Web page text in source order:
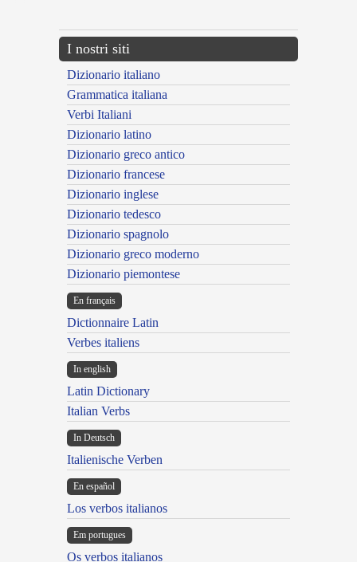
I nostri siti
Dizionario italiano
Grammatica italiana
Verbi Italiani
Dizionario latino
Dizionario greco antico
Dizionario francese
Dizionario inglese
Dizionario tedesco
Dizionario spagnolo
Dizionario greco moderno
Dizionario piemontese
En français
Dictionnaire Latin
Verbes italiens
In english
Latin Dictionary
Italian Verbs
In Deutsch
Italienische Verben
En español
Los verbos italianos
Em portugues
Os verbos italianos